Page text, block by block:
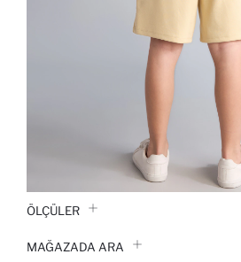
ÖLÇÜLER
MAĞAZADA ARA